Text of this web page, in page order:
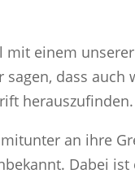
einem
dass
herauszufinden.
an ihre
Dabei